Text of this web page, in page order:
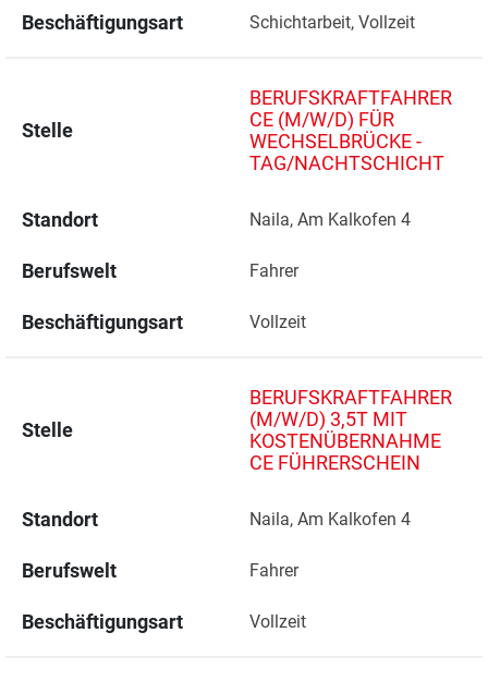
Beschäftigungsart Schichtarbeit, Vollzeit
Stelle
BERUFSKRAFTFAHRER
CE (M/W/D) FÜR
WECHSELBRÜCKE -
TAG/NACHTSCHICHT
Standort Naila, Am Kalkofen 4
Berufswelt Fahrer
Beschäftigungsart Vollzeit
Stelle
BERUFSKRAFTFAHRER
(M/W/D) 3,5T MIT
KOSTENÜBERNAHME
CE FÜHRERSCHEIN
Standort Naila, Am Kalkofen 4
Berufswelt Fahrer
Beschäftigungsart Vollzeit